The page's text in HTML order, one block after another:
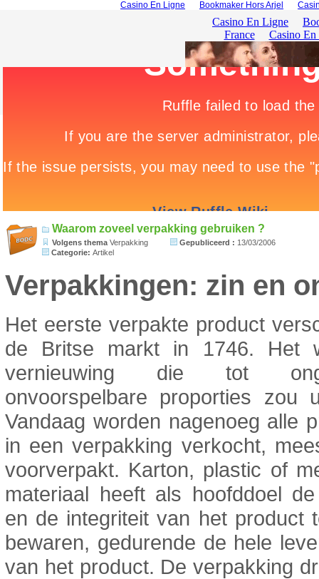
Casino En Ligne Bookmaker Hors Arjel
Waarom zoveel verpakking gebruiken ?
Volgens thema Verpakking Gepubliceerd : 13/03/2006
Categorie: Artikel
Verpakkingen: zin en
Het eerste verpakte product
de Britse markt in 1746. Het
vernieuwing die tot
onvoorspelbare proporties zou
Vandaag worden nagenoeg alle
in een verpakking verkocht,
voorverpakt. Karton, plastic of
materiaal heeft als hoofddoel
en de integriteit van het product
bewaren, gedurende de hele
van het product. De verpakking